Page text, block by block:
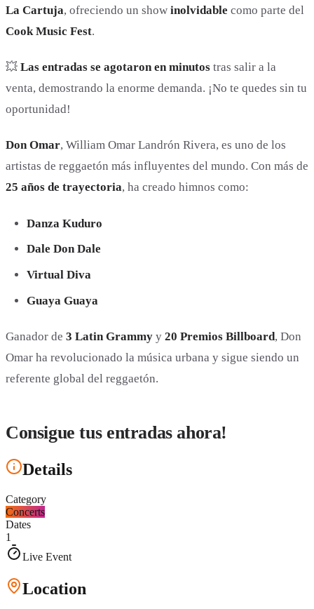
La Cartuja, ofreciendo un show inolvidable como parte del
Cook Music Fest.
💥 Las entradas se agotaron en minutos tras salir a la
venta, demostrando la enorme demanda. ¡No te quedes sin tu
oportunidad!
Don Omar, William Omar Landrón Rivera, es uno de los
artistas de reggaetón más influyentes del mundo. Con más de
25 años de trayectoria, ha creado himnos como:
Danza Kuduro
Dale Don Dale
Virtual Diva
Guaya Guaya
Ganador de 3 Latin Grammy y 20 Premios Billboard, Don
Omar ha revolucionado la música urbana y sigue siendo un
referente global del reggaetón.
Consigue tus entradas ahora!
Details
Category
Concerts
Dates
1
Live Event
Location